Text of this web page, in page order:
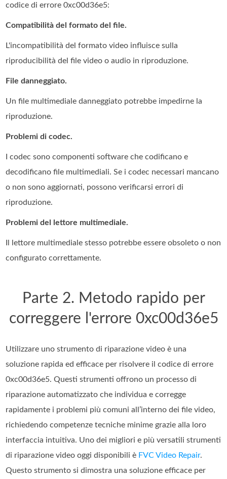
codice di errore 0xc00d36e5:
Compatibilità del formato del file.
L'incompatibilità del formato video influisce sulla
riproducibilità del file video o audio in riproduzione.
File danneggiato.
Un file multimediale danneggiato potrebbe impedirne la
riproduzione.
Problemi di codec.
I codec sono componenti software che codificano e
decodificano file multimediali. Se i codec necessari mancano
o non sono aggiornati, possono verificarsi errori di
riproduzione.
Problemi del lettore multimediale.
Il lettore multimediale stesso potrebbe essere obsoleto o non
configurato correttamente.
Parte 2. Metodo rapido per
correggere l'errore 0xc00d36e5
Utilizzare uno strumento di riparazione video è una
soluzione rapida ed efficace per risolvere il codice di errore
0xc00d36e5. Questi strumenti offrono un processo di
riparazione automatizzato che individua e corregge
rapidamente i problemi più comuni all’interno dei file video,
richiedendo competenze tecniche minime grazie alla loro
interfaccia intuitiva. Uno dei migliori e più versatili strumenti
di riparazione video oggi disponibili è FVC Video Repair.
Questo strumento si dimostra una soluzione efficace per